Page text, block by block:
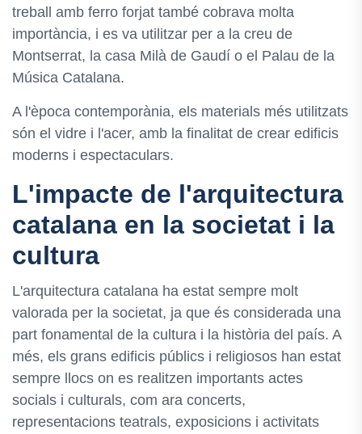
treball amb ferro forjat també cobrava molta
importància, i es va utilitzar per a la creu de
Montserrat, la casa Milà de Gaudí o el Palau de la
Música Catalana.
A l'època contemporània, els materials més utilitzats
són el vidre i l'acer, amb la finalitat de crear edificis
moderns i espectaculars.
L'impacte de l'arquitectura
catalana en la societat i la
cultura
L'arquitectura catalana ha estat sempre molt
valorada per la societat, ja que és considerada una
part fonamental de la cultura i la història del país. A
més, els grans edificis públics i religiosos han estat
sempre llocs on es realitzen importants actes
socials i culturals, com ara concerts,
representacions teatrals, exposicions i activitats